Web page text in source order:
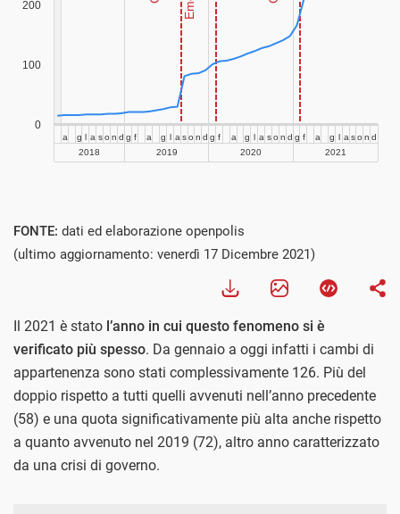
FONTE: dati ed elaborazione openpolis
(ultimo aggiornamento: venerdì 17 Dicembre 2021)
Il 2021 è stato l’anno in cui questo fenomeno si è
verificato più spesso. Da gennaio a oggi infatti i cambi di
appartenenza sono stati complessivamente 126. Più del
doppio rispetto a tutti quelli avvenuti nell’anno precedente
(58) e una quota significativamente più alta anche rispetto
a quanto avvenuto nel 2019 (72), altro anno caratterizzato
da una crisi di governo.